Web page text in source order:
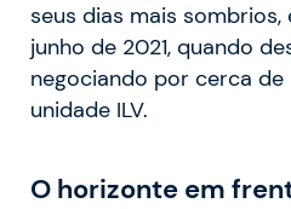
seus dias mais
junho de 2021, quando
negociando por cerca de
unidade ILV.
O horizonte em